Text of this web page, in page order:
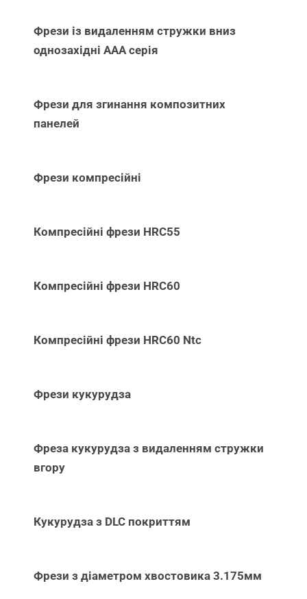
Фрези із видаленням стружки вниз
однозахідні ААА серія
Фрези для згинання композитних
панелей
Фрези компресійні
Компресійні фрези HRC55
Компресійні фрези HRC60
Компресійні фрези HRC60 Ntc
Фрези кукурудза
Фреза кукурудза з видаленням стружки
вгору
Кукурудза з DLC покриттям
Фрези з діаметром хвостовика 3.175мм